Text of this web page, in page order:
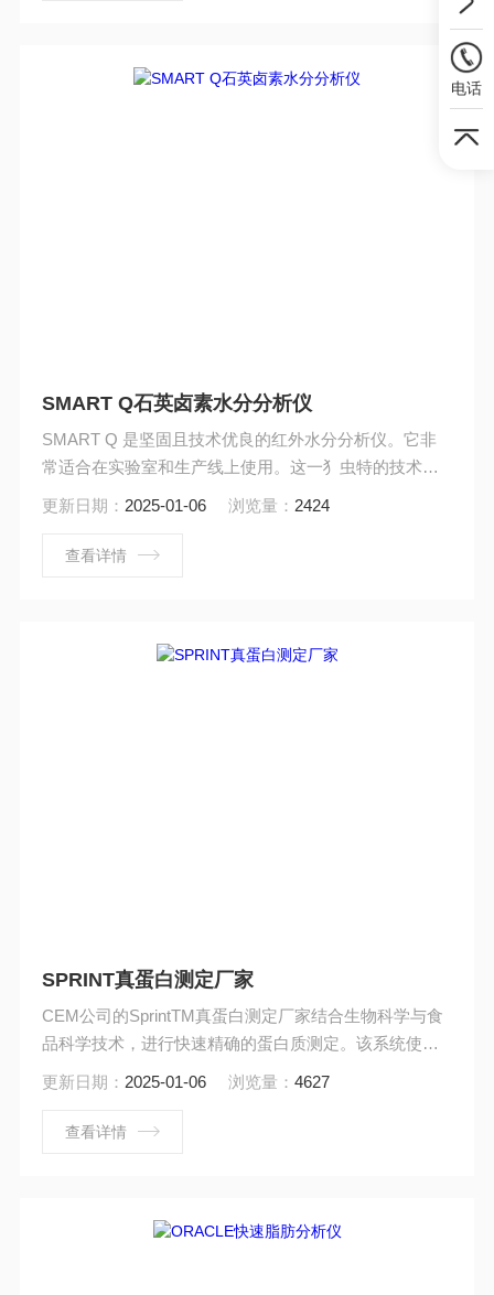
SMART Q石英卤素水分分析仪
SMART Q 是坚固且技术优良的红外水分分析仪。它非
常适合在实验室和生产线上使用。这一犭虫特的技术使
得测量时间比传统的红外（IR）和卤素干燥系统快达3
更新日期： 2025-01-06 浏览量： 2424
查看详情
SPRINT真蛋白测定厂家
CEM公司的SprintTM真蛋白测定厂家结合生物科学与食
品科学技术，进行快速精确的蛋白质测定。该系统使用
蛋白质氨基酸分子标签技术区分及测量蛋白质含量（而
质或被含氮物质污染所造成的数据失真。
更新日期： 2025-01-06 浏览量： 4627
查看详情
电话